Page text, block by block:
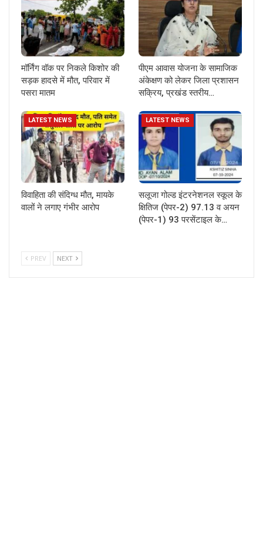
मॉर्निंग वॉक पर निकले किशोर की
सड़क हादसे में मौत, परिवार में
पसरा मातम
पीएम आवास योजना के सामाजिक
अंकेक्षण को लेकर जिला प्रशासन
सक्रिय, प्रखंड स्तरीय…
LATEST NEWS
विवाहिता की संदिग्ध मौत, मायके
वालों ने लगाए गंभीर आरोप
LATEST NEWS
सलूजा गोल्ड इंटरनेशनल स्कूल के
क्षितिज (पेपर-2) 97.13 व अयन
(पेपर-1) 93 परसेंटाइल के…
PREV NEXT